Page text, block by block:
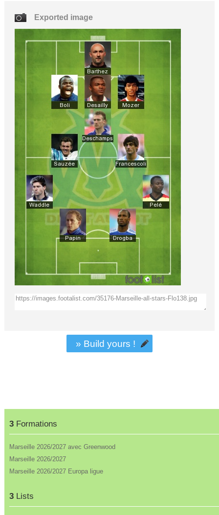
3Formations
Marseille 2026/2027 avec Greenwood
Marseille 2026/2027
Marseille 2026/2027 Europa ligue
3Lists
Exported image
» Build yours !